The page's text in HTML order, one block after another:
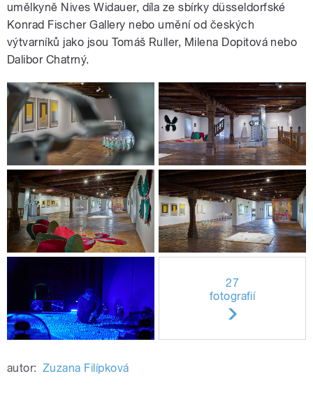
umělkyně Nives Widauer, díla ze sbírky düsseldorfské
Konrad Fischer Gallery nebo umění od českých
výtvarníků jako jsou Tomáš Ruller, Milena Dopitová nebo
Dalibor Chatrný.
27
fotografií
autor: Zuzana Filípková